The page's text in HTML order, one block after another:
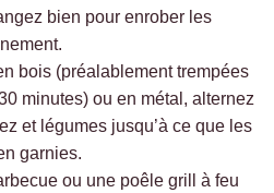
bien pour enrober les
bois (préalablement trempées
minutes) ou en métal, alternez
et légumes jusqu’à ce que les
garnies.
ou une poêle grill à feu